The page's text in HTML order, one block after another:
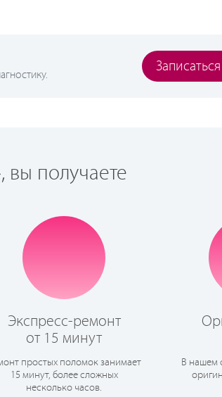
получаете
Экспресс-ремонт
от 15 минут
простых поломок занимает
15 минут, более сложных
несколько часов.
В нашем